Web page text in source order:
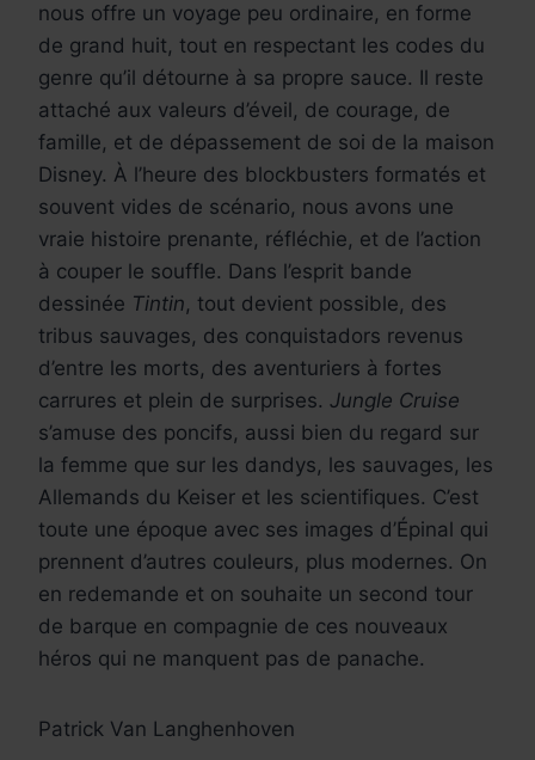
nous offre un voyage peu ordinaire, en forme
de grand huit, tout en respectant les codes du
genre qu’il détourne à sa propre sauce. Il reste
attaché aux valeurs d’éveil, de courage, de
famille, et de dépassement de soi de la maison
Disney. À l’heure des blockbusters formatés et
souvent vides de scénario, nous avons une
vraie histoire prenante, réfléchie, et de l’action
à couper le souffle. Dans l’esprit bande
dessinée Tintin, tout devient possible, des
tribus sauvages, des conquistadors revenus
d’entre les morts, des aventuriers à fortes
carrures et plein de surprises. Jungle Cruise
s’amuse des poncifs, aussi bien du regard sur
la femme que sur les dandys, les sauvages, les
Allemands du Keiser et les scientifiques. C’est
toute une époque avec ses images d’Épinal qui
prennent d’autres couleurs, plus modernes. On
en redemande et on souhaite un second tour
de barque en compagnie de ces nouveaux
héros qui ne manquent pas de panache.
Patrick Van Langhenhoven